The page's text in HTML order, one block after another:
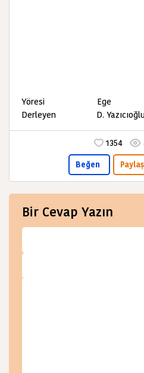
Yöresi Ege
Derleyen D. Yazıcıoğlu/
1354
Beğen Paylaş
Bir Cevap Yazın